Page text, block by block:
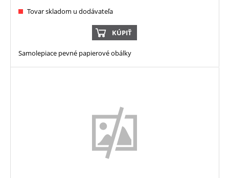
Tovar skladom u dodávateľa
KÚPIŤ
Samolepiace pevné papierové obálky